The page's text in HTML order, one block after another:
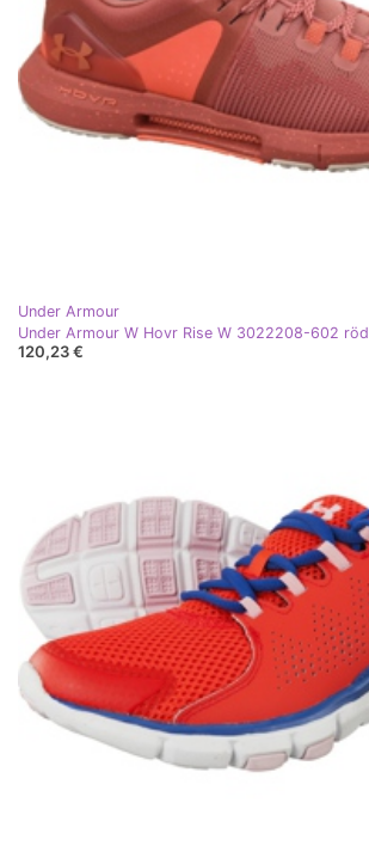
Under Armour
Under Armour W Hovr Rise W 3022208-602 röd
120,23 €